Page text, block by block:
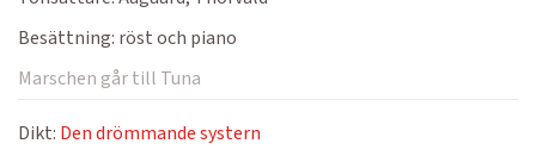
Besättning: röst och piano
Marschen går till Tuna
Dikt: Den drömmande systern